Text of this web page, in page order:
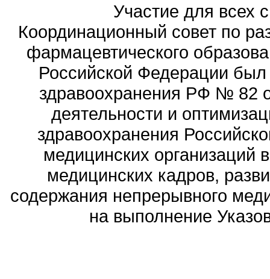
Участие для всех
Координационный совет по
фармацевтического
Российской Федерации
здравоохранения РФ № 82
деятельности и
здравоохранения
медицинских
медицинских кадров,
содержания непрерывного
на выполнение